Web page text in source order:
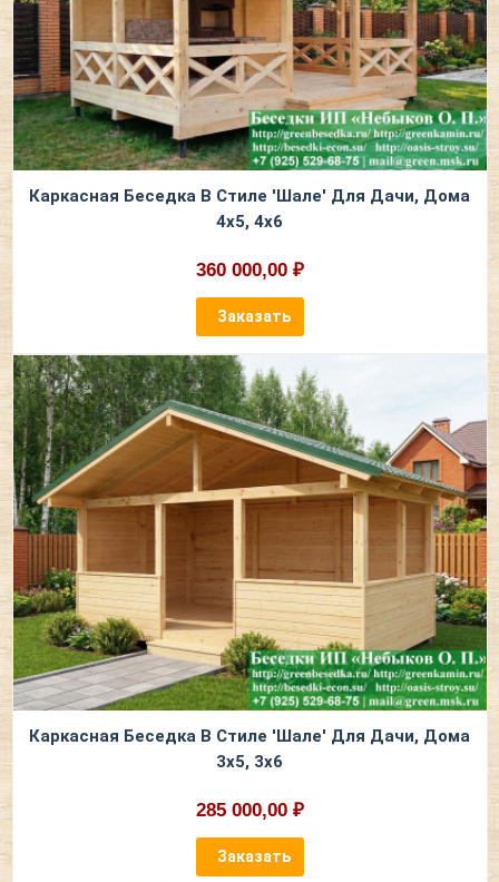
Каркасная Беседка В Стиле 'Шале' Для Дачи, Дома
4х5, 4х6
360 000,00 ₽
Заказать
Каркасная Беседка В Стиле 'Шале' Для Дачи, Дома
3х5, 3х6
285 000,00 ₽
Заказать